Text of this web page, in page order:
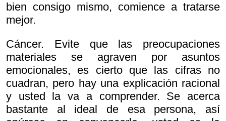
bien consigo mismo, comience a tratarse
mejor.
Cáncer. Evite que las preocupaciones
materiales se agraven por asuntos
emocionales, es cierto que las cifras no
cuadran, pero hay una explicación racional
y usted la va a comprender. Se acerca
bastante al ideal de esa persona, así